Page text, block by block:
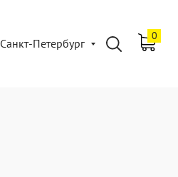
Санкт-Петербург
0